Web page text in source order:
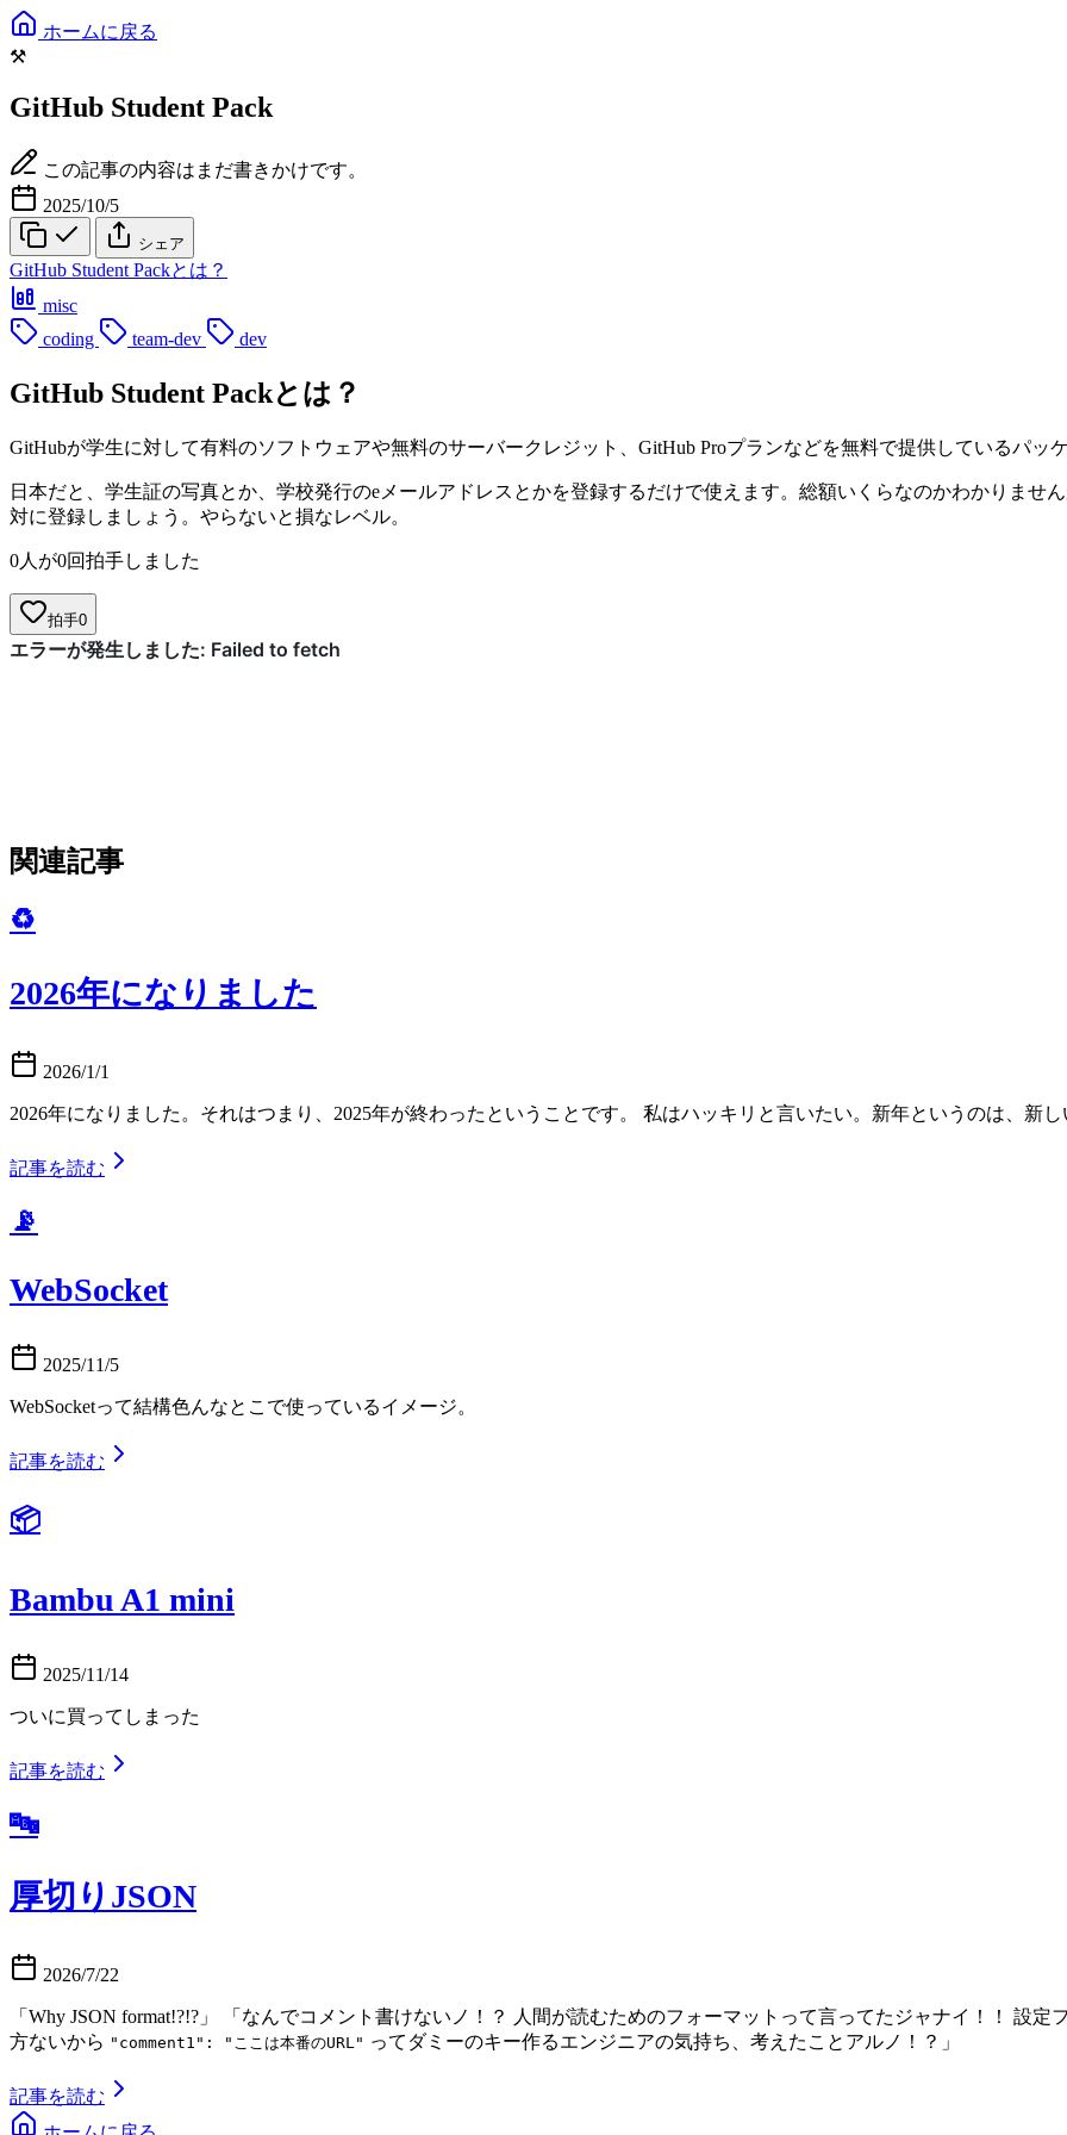
ホームに戻る
⚒️
GitHub Student Pack
この記事の内容はまだ書きかけです。
2025/10/5
シェア
GitHub Student Packとは？
misc
coding
team-dev dev
GitHub Student Packとは？
GitHubが学生に対して有料のソフトウェアや無料のサーバークレジット、GitHub Proプランなどを無料で提供しているパッ
日本だと、学生証の写真とか、学校発行のeメールアドレスとかを登録するだけで使えます。総額いくらなのかわかりませ
対に登録しましょう。やらないと損なレベル。
0人が0回拍手しました
拍手0
関連記事
♻️
2026年になりました
2026/1/1
2026年になりました。それはつまり、2025年が終わったということです。 私はハッキリと言いたい。新年というのは、新し
記事を読む
📡
WebSocket
2025/11/5
WebSocketって結構色んなとこで使っているイメージ。
記事を読む
📦
Bambu A1 mini
2025/11/14
ついに買ってしまった
記事を読む
🔤
厚切りJSON
2026/7/22
「Why JSON format!?!?」 「なんでコメント書けないノ！？ 人間が読むためのフォーマットって言ってたジャナイ！！ 設
方ないから "comment1": "ここは本番のURL" ってダミーのキー作るエンジニアの気持ち、考えたことアルノ！？」
記事を読む